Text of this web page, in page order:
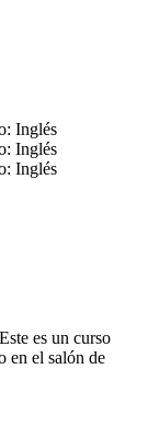
Inglés
Inglés
Inglés
Este es un curso
en el salón de